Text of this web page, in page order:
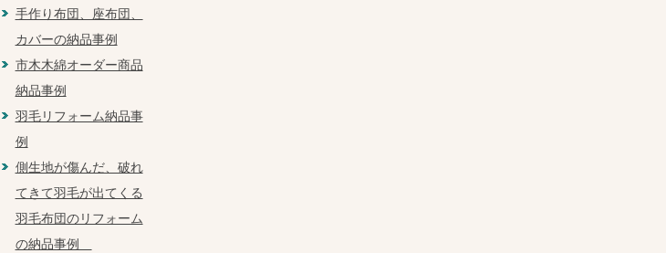
手作り布団、座布団、
カバーの納品事例
市木木綿オーダー商品
納品事例
羽毛リフォーム納品事
例
側生地が傷んだ、破れ
てきて羽毛が出てくる
羽毛布団のリフォーム
の納品事例